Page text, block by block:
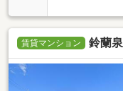
賃貸マンション 鈴蘭